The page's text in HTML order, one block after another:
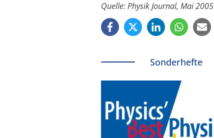
Quelle: Physik Journal, Mai 2005
Sonderhefte